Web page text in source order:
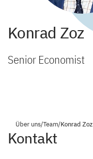
Konrad Zoz
Senior Economist
Über uns/Team/Konrad Zoz
Kontakt